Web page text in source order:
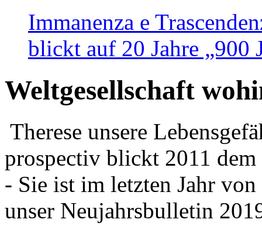
Immanenza e
blickt auf 20 Jahre „900
Weltgesellschaft
Therese unsere
prospectiv blickt 2011
- Sie ist im letzten Jahr
unser Neujahrsbulletin